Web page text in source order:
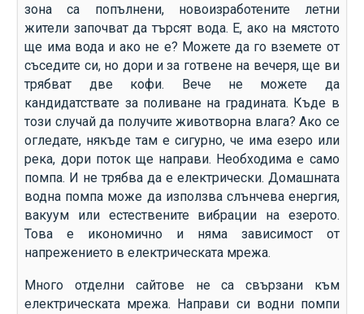
зона са попълнени, новоизработените летни
жители започват да търсят вода. Е, ако на мястото
ще има вода и ако не е? Можете да го вземете от
съседите си, но дори и за готвене на вечеря, ще ви
трябват две кофи. Вече не можете да
кандидатствате за поливане на градината. Къде в
този случай да получите животворна влага? Ако се
огледате, някъде там е сигурно, че има езеро или
река, дори поток ще направи. Необходима е само
помпа. И не трябва да е електрически. Домашната
водна помпа може да използва слънчева енергия,
вакуум или естествените вибрации на езерото.
Това е икономично и няма зависимост от
напрежението в електрическата мрежа.
Много отделни сайтове не са свързани към
електрическата мрежа. Направи си водни помпи